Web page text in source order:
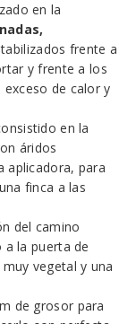
en la
frente a
y frente a los
de calor y
en la
áridos
aplicadora, para
finca a las
del camino
a la puerta de
vegetal y una
de grosor para